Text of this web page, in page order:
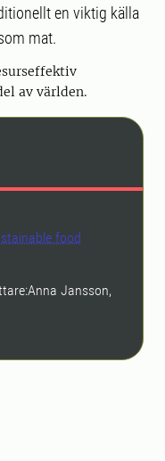
en viktig källa
mat.
av världen.
food
Jansson,